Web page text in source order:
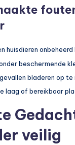
huisdieren
beschermende
bladeren op te
laag of bereikbaar
veilig